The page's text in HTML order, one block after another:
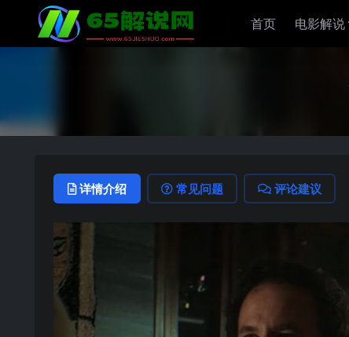
首页 电影解说
详情介绍 常见问题 评论建议